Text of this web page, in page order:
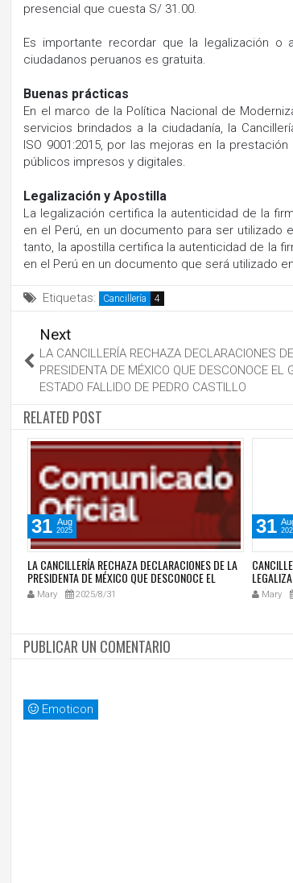
presencial que cuesta S/ 31.00.
Es importante recordar que la legalización
ciudadanos peruanos es gratuita.
Buenas prácticas
En el marco de la Política Nacional de
servicios brindados a la ciudadanía, la
ISO 9001:2015, por las mejoras en la
públicos impresos y digitales.
Legalización y Apostilla
La legalización certifica la autenticidad de la
en el Perú, en un documento para ser utilizado
tanto, la apostilla certifica la autenticidad de la
en el Perú en un documento que será utilizado
Etiquetas: Cancillería
Next
LA CANCILLERÍA RECHAZA DECLARACIONES
PRESIDENTA DE MÉXICO QUE DESCONOCE EL
ESTADO FALLIDO DE PEDRO CASTILLO
RELATED POST
31 Aug
2025
LA CANCILLERÍA RECHAZA DECLARACIONES DE LA
PRESIDENTA DE MÉXICO QUE DESCONOCE EL
GOLPE DE ESTADO FALLIDO DE PEDRO CASTILLO
Mary 2025/8/31
31
DE 2025
Mary
PUBLICAR UN COMENTARIO
Emoticon